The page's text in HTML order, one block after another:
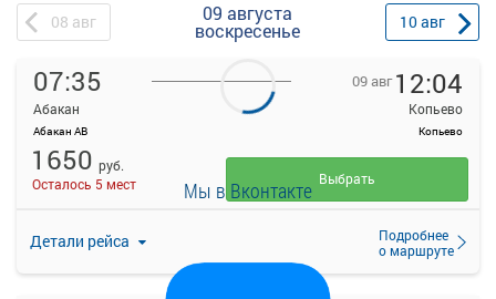
08 авг 09 августа
воскресенье 10авг
07:35
Абакан
Абакан АВ
09 авг 12:04
Копьево
Копьево
Детали рейса
Подробнее
о маршруте
1650 руб.
Осталось 5 мест
Выбрать
Мы в Вконтакте